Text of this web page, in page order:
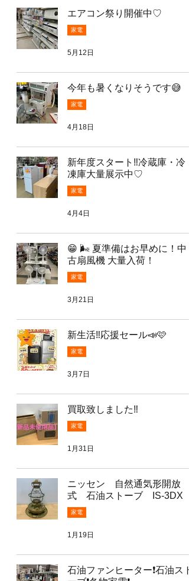
エアコン祭り開催中♡
家電
5月12日
今年も暑くなりそうです😅
家電
4月18日
新年度スタート‼️冷蔵庫・冷
凍庫大量展示中♡
家電
4月4日
😁 🌬️ 夏準備はお早めに！中
古扇風機 大量入荷！
家電
3月21日
新生活‼️応援セール📣🩷
家電
3月7日
買取致しました‼️
家電
1月31日
ニッセン 自然通気形開放
式 石油ストーブ IS-3DX
家電
1月19日
石油ファンヒーター❗️石油スト